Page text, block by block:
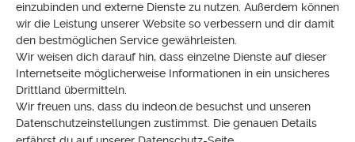
Rente mit
70? Mut zu
neuen
Modellen
in der
einzubinden und externe Dienste zu nutzen. Außerdem können
wir die Leistung unserer Website so verbessern und dir damit
den bestmöglichen Service gewährleisten.
Wir weisen dich darauf hin, dass einzelne Dienste auf dieser
Internetseite möglicherweise Informationen in ein unsicheres
Drittland übermitteln.
Wir freuen uns, dass du indeon.de besuchst und unseren
Datenschutzeinstellungen zustimmst. Die genauen Details